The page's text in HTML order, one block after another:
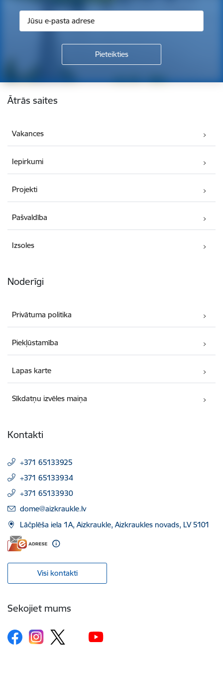
Kājene
Ātrās saites
Vakances
Iepirkumi
Projekti
Pašvaldība
Izsoles
Noderīgi
Privātuma politika
Piekļūstamība
Lapas karte
Sīkdatņu izvēles maiņa
Kontakti
+371 65133925
+371 65133934
+371 65133930
E-pasts:
dome@aizkraukle.lv
Lāčplēša iela 1A, Aizkraukle, Aizkraukles novads, LV 5101
Visi kontakti
Sekojiet mums